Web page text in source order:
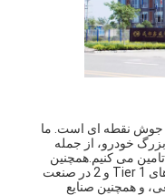
جوش نقطه ای است. ما
خودرو، از جمله
تامین می کنیم.همچنین
محصولات جوش برای OEM ها و شرکت های Tier 1 و 2 در صنعت
و همچنین صنایع